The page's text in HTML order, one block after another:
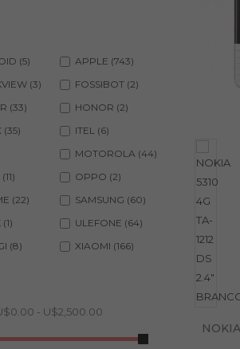
(5) APPLE (743)
(3) FOSSIBOT (2)
(33) HONOR (2)
(35) ITEL (6)
MOTOROLA (44)
(11) OPPO (2)
(22) SAMSUNG (60)
(1) ULEFONE (64)
(8) XIAOMI (166)
- U$2,500.00